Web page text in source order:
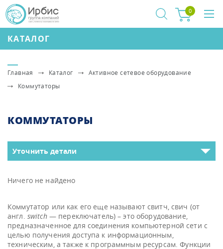
КАТАЛОГ
0
Главная Каталог
Активное сетевое оборудование
Коммутаторы
Уточнить детали
КОММУТАТОРЫ
Ничего не найдено
Коммутатор или как его еще называют свитч, свич (от
англ. switch— переключатель) – это оборудование,
предназначенное для соединения компьютерной сети с
целью получения доступа к информационным,
техническим, а также к программным ресурсам. Функции